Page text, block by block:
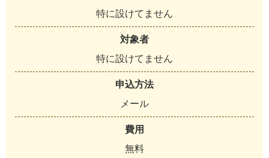
特に設けて ま せん
対象者
特に設けて ま せん
申込方法
メ ール
費用
無料